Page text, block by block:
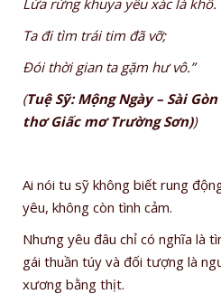
Ta đi tìm trái tim đã vỡ;
Đói thời gian ta gặm hư vô.”
(Tuệ Sỹ: Mộng Ngày – Sài
thơ Giấc mơ Trường Sơn))
Ai nói tu sỹ không biết rung
yêu, không còn tình cảm.
Nhưng yêu đâu chỉ có nghĩa là
gái thuần túy và đối tượng là
xương bằng thịt.